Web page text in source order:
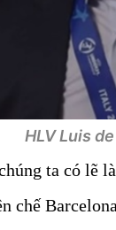
HLV Luis
ta có lẽ
chế